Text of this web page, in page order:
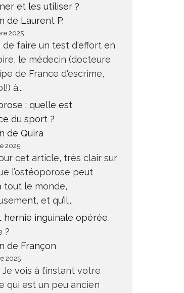
et les utiliser ?
de Laurent P.
2025
de faire un test d'effort en
le médecin (docteure
de France d'escrime,
à...
: quelle est
du sport ?
de Quira
2025
cet article, très clair sur
l’ostéoporose peut
tout le monde,
et qu’il...
hernie inguinale opérée,
?
de Françon
2025
Je vois à l’instant votre
qui est un peu ancien